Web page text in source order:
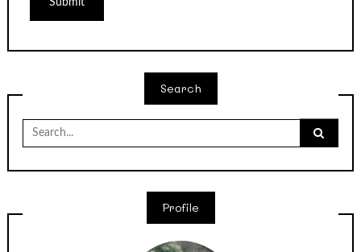
Search
Search
for:
Profile